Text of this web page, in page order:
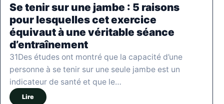
Se tenir sur une jambe : 5 raisons
pour lesquelles cet exercice
équivaut à une véritable séance
d’entraînement
31Des études ont montré que la capacité d’une
personne à se tenir sur une seule jambe est un
indicateur de santé et que le…
Lire